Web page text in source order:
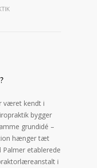
været kendt i
bygger
grundidé –
hænger tæt
Palmer etablerede
i